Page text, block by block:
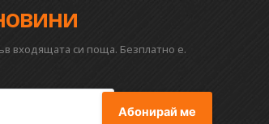
входящата си поща. Безплатно е.
Абонирай ме